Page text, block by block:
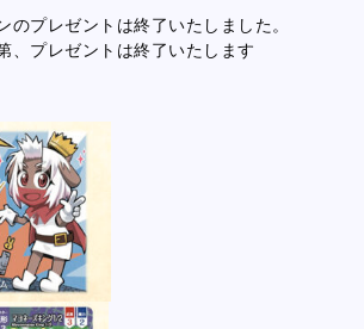
のプレゼントは終了いたしました。
、プレゼントは終了いたします